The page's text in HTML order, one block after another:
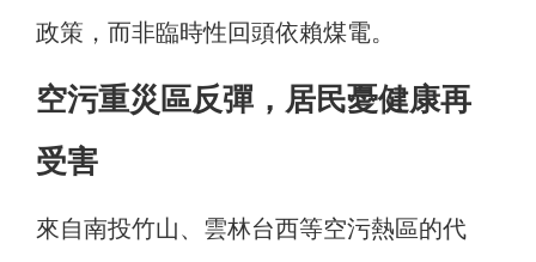
政策，而非臨時性回頭依賴煤電。
空污重災區反彈，居民憂健康再
受害
來自南投竹山、雲林台西等空污熱區的代